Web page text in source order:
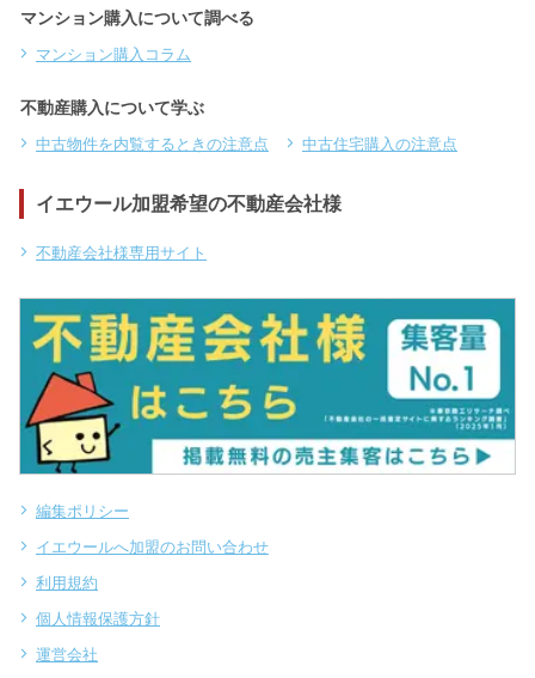
マンション購入について調べる
マンション購入コラム
不動産購入について学ぶ
中古物件を内覧するときの注意点 中古住宅購入の注意点
イエウール加盟希望の不動産会社様
不動産会社様専用サイト
編集ポリシー
イエウールへ加盟のお問い合わせ
利用規約
個人情報保護方針
運営会社